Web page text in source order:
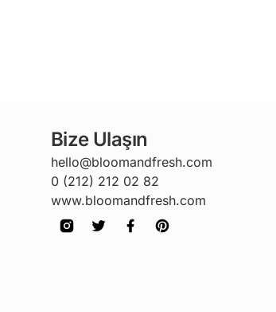
Bize Ulaşın
hello@bloomandfresh.com
0 (212) 212 02 82
www.bloomandfresh.com